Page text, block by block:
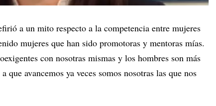
a un mito respecto a la competencia entre mujeres
mujeres que han sido promotoras y mentoras mías.
con nosotras mismas y los hombres son más
que avancemos ya veces somos nosotras las que nos